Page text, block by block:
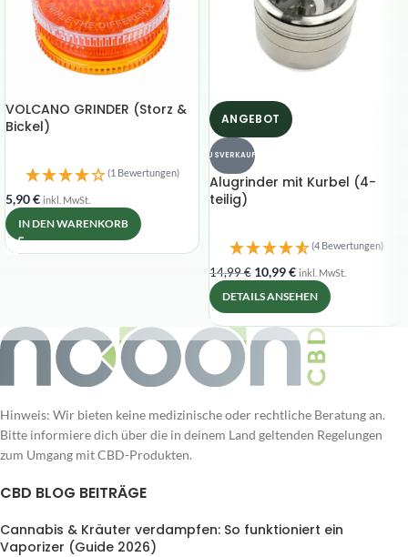
VOLCANO GRINDER (Storz &
Bickel)
5,90€ inkl. MwSt.
IN DEN WARENKORB
(1 Bewertungen)
ANGEBOT
AUSVERKAUFT
Alugrinder mit Kurbel (4-
teilig)
14,99€ 10,99€ inkl. MwSt.
DETAILS ANSEHEN
(4 Bewertungen)
Hinweis: Wir bieten keine medizinische oder rechtliche Beratung an.
Bitte informiere dich über die in deinem Land geltenden Regelungen
zum Umgang mit CBD-Produkten.
CBD BLOG BEITRÄGE
Cannabis & Kräuter verdampfen: So funktioniert ein
Vaporizer (Guide 2026)